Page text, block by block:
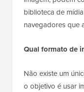
biblioteca de
navegadores que
Qual formato de
Não existe um
o objetivo é usar